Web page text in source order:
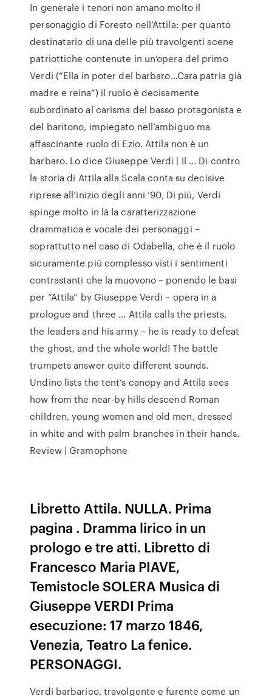
In generale i tenori non amano molto il
personaggio di Foresto nell’Attila: per quanto
destinatario di una delle più travolgenti scene
patriottiche contenute in un’opera del primo
Verdi (“Ella in poter del barbaro…Cara patria già
madre e reina”) il ruolo è decisamente
subordinato al carisma del basso protagonista e
del baritono, impiegato nell’ambiguo ma
affascinante ruolo di Ezio. Attila non è un
barbaro. Lo dice Giuseppe Verdi | Il ... Di contro
la storia di Attila alla Scala conta su decisive
riprese all’inizio degli anni ’90, Di più, Verdi
spinge molto in là la caratterizzazione
drammatica e vocale dei personaggi –
soprattutto nel caso di Odabella, che è il ruolo
sicuramente più complesso visti i sentimenti
contrastanti che la muovono – ponendo le basi
per “Attila” by Giuseppe Verdi – opera in а
prologue and three ... Attila calls the priests,
the leaders and his army – he is ready to defeat
the ghost, and the whole world! The battle
trumpets answer quite different sounds.
Undino lists the tent‘s canopy and Attila sees
how from the near-by hills descend Roman
children, young women and old men, dressed
in white and with palm branches in their hands.
Review | Gramophone
Libretto Attila. NULLA. Prima
pagina . Dramma lirico in un
prologo e tre atti. Libretto di
Francesco Maria PIAVE,
Temistocle SOLERA Musica di
Giuseppe VERDI Prima
esecuzione: 17 marzo 1846,
Venezia, Teatro La fenice.
PERSONAGGI.
Verdi barbarico, travolgente e furente come un